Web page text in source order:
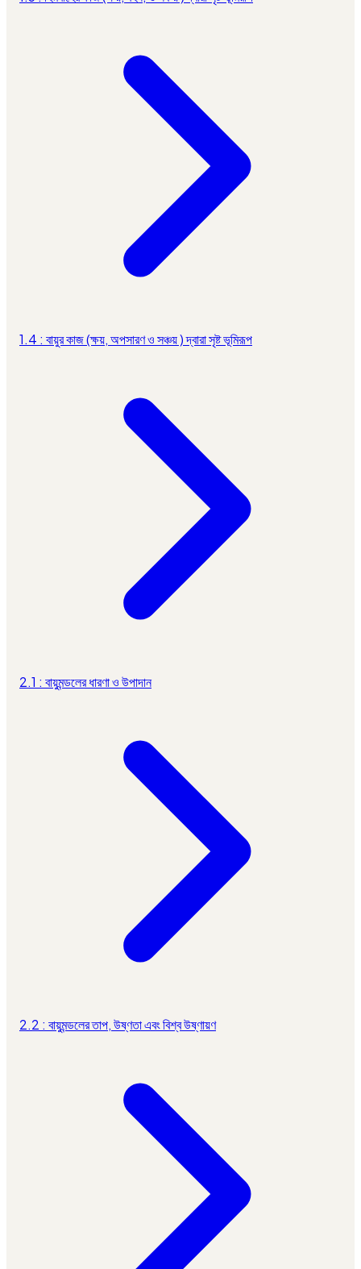
1.4 : বায়ুর কাজ (ক্ষয়, অপসারণ ও সঞ্চয় ) দ্বারা সৃষ্ট ভূমিরূপ
2.1 : বায়ুমন্ডলের ধারণা ও উপাদান
2.2 : বায়ুমন্ডলের তাপ, উষ্ণতা এবং বিশ্ব উষ্ণায়ণ